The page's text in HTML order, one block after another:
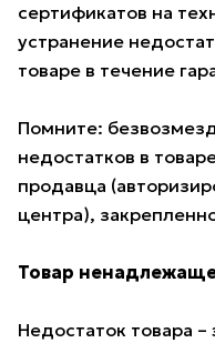
сертификатов на
устранение
товаре в течение
Помните:
недостатков в
продавца
центра),
Товар
Недостаток товара –